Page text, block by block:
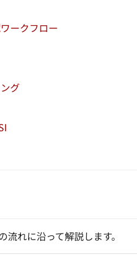
ークフロー
グ
れに沿って解説します。